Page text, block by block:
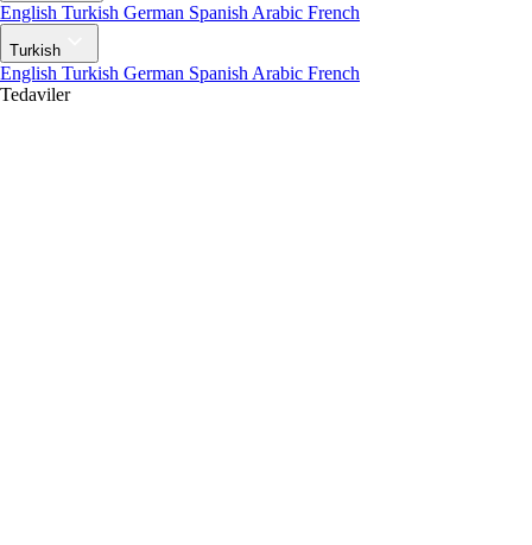
English Turkish German Spanish Arabic French
Turkish
English Turkish German Spanish Arabic French
Tedaviler